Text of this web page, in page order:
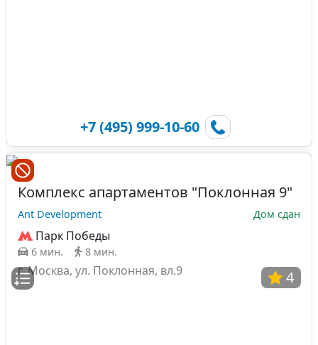
+7 (495) 999-10-60
4
Комплекс апартаментов "Поклонная 9"
Ant Development Дом сдан
Парк Победы
6 мин. 8 мин.
г. Москва, ул. Поклонная, вл.9